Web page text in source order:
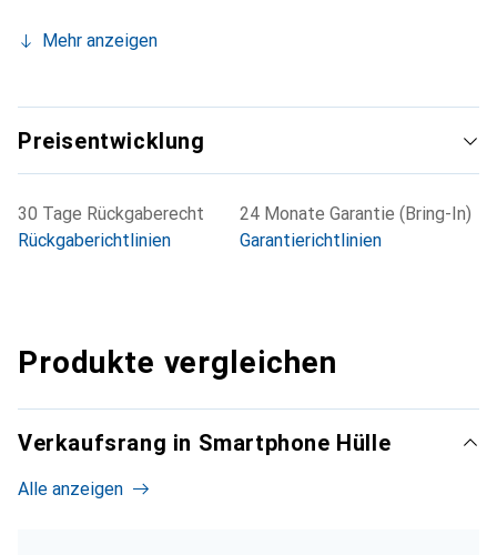
Mehr anzeigen
Preisentwicklung
30 Tage Rückgaberecht
Rückgaberichtlinien
24 Monate Garantie (Bring-In)
Garantierichtlinien
Produkte vergleichen
Verkaufsrang in Smartphone Hülle
Alle anzeigen